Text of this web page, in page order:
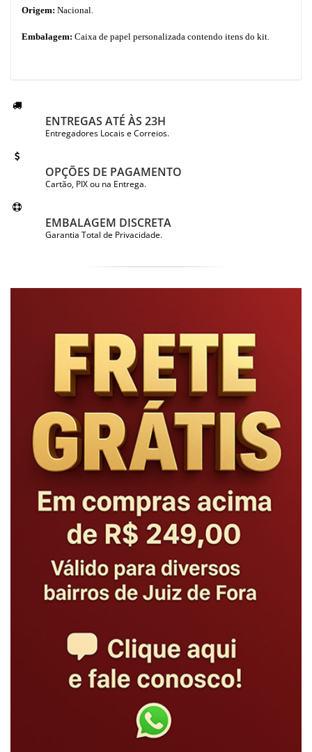
Origem: Nacional.
Embalagem: Caixa de papel personalizada contendo itens do kit.
ENTREGAS ATÉ ÀS 23H
Entregadores Locais e Correios.
OPÇÕES DE PAGAMENTO
Cartão, PIX ou na Entrega.
EMBALAGEM DISCRETA
Garantia Total de Privacidade.